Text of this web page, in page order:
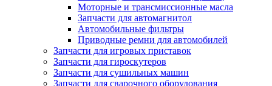
Моторные и трансмиссионные масла
Запчасти для автомагнитол
Автомобильные фильтры
Приводные ремни для автомобилей
Запчасти для игровых приставок
Запчасти для гироскутеров
Запчасти для сушильных машин
Запчасти для сварочного оборудования